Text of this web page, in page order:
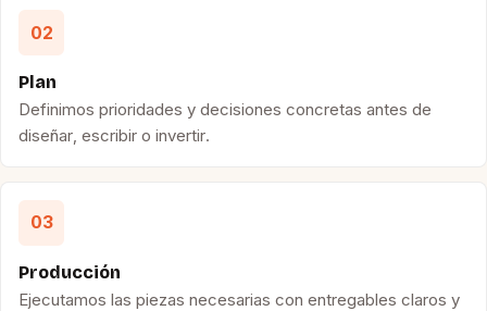
02
Plan
Definimos prioridades y decisiones concretas antes de
diseñar, escribir o invertir.
03
Producción
Ejecutamos las piezas necesarias con entregables claros y